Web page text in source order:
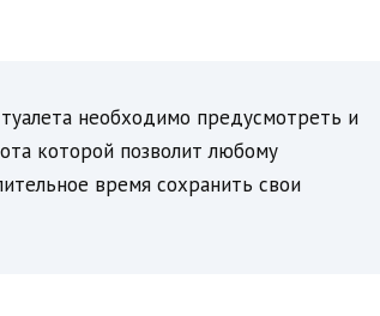
необходимо предусмотреть и
которой позволит любому
время сохранить свои